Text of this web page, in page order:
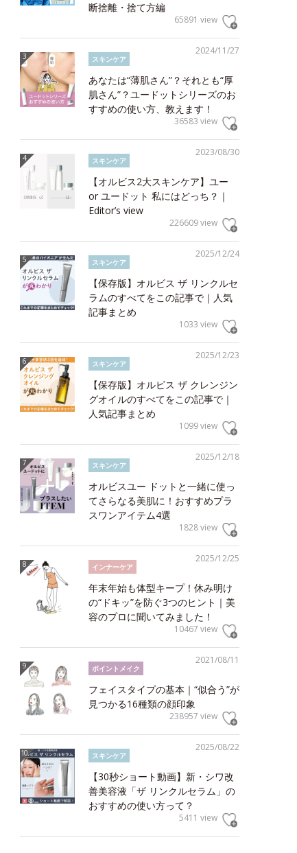
断捨離・捨て方編
65891 view
2024/11/27
スキンケア
あなたは“薄肌さん”？それとも“厚
肌さん”？ユードットシリーズのお
すすめの使い方、教えます！
36583 view
2023/08/30
スキンケア
【オルビス2大スキンケア】ユー
or ユードット 私にはどっち？｜
Editor’s view
226609 view
2025/12/24
スキンケア
【保存版】オルビス ザ リンクルセ
ラムのすべてをこの記事で｜人気
記事まとめ
1033 view
2025/12/23
スキンケア
【保存版】オルビス ザ クレンジン
グオイルのすべてをこの記事で｜
人気記事まとめ
1099 view
2025/12/18
スキンケア
オルビスユー ドットと一緒に使っ
てさらなる美肌に！おすすめプラ
スワンアイテム4選
1828 view
2025/12/25
インナーケア
年末年始も体型キープ！休み明け
の“ドキッ”を防ぐ3つのヒント｜美
容のプロに聞いてみました！
10467 view
2021/08/11
ポイントメイク
フェイスタイプの基本｜“似合う”が
見つかる16種類の顔印象
238957 view
2025/08/22
スキンケア
【30秒ショート動画】新・シワ改
善美容液「ザ リンクルセラム」の
おすすめの使い方って？
5411 view